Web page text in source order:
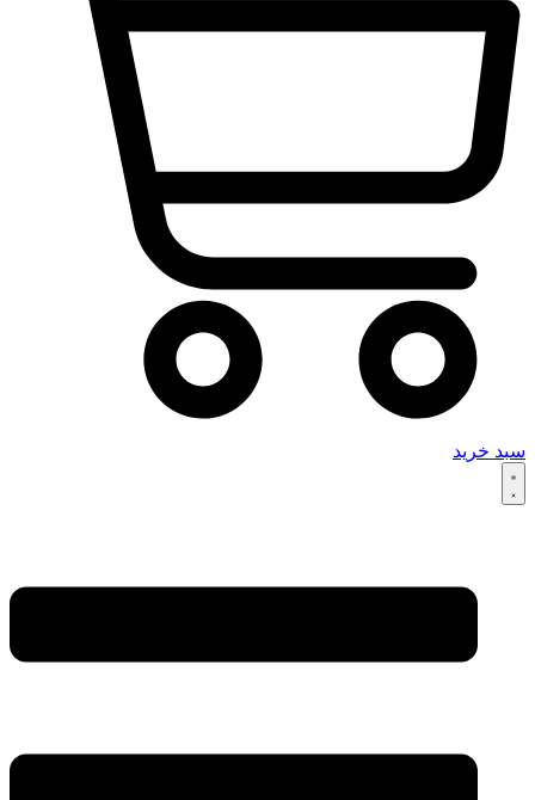
سبد خرید